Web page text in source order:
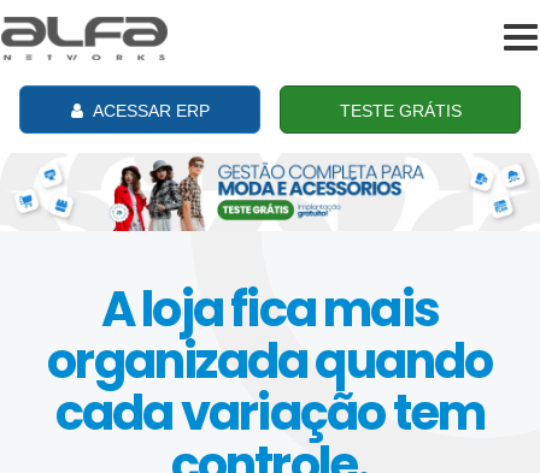
ACESSAR ERP TESTE GRÁTIS
A loja fica mais
organizada quando
cada variação tem